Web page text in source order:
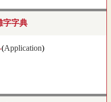
字字典
(Application)